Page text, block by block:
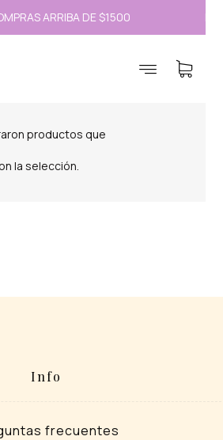
ARRIBA DE $1500
productos que
la selección.
Info
frecuentes